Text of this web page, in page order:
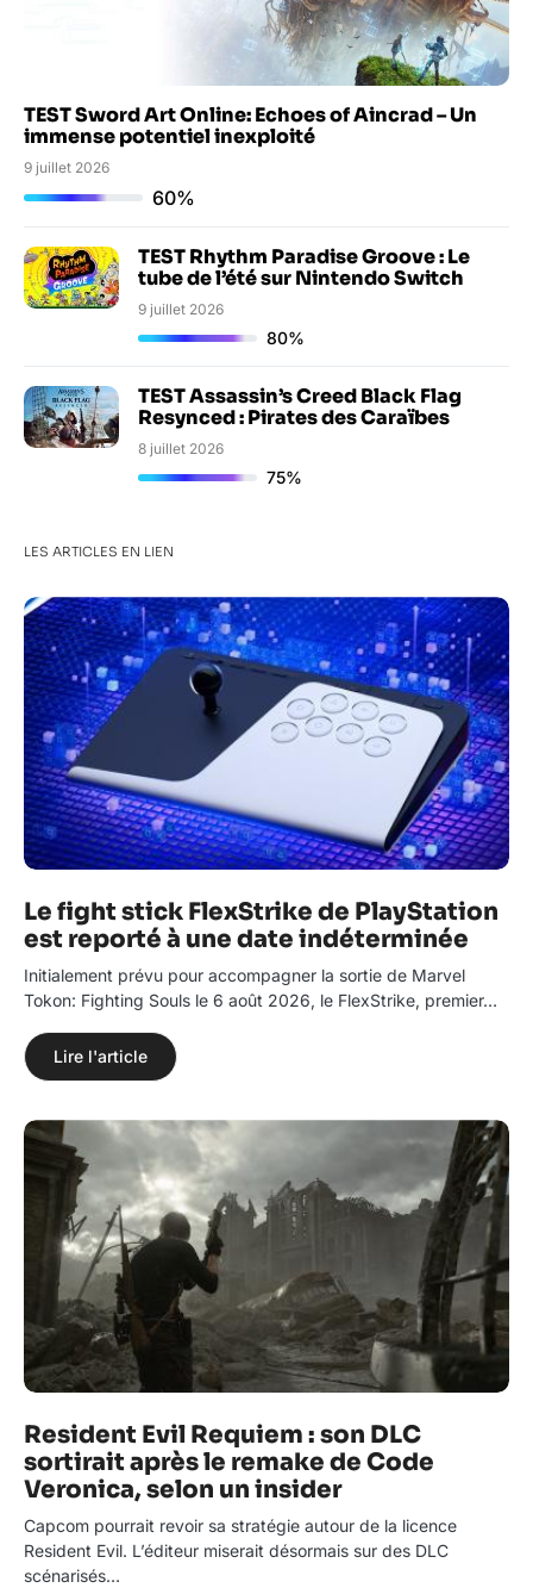
TEST Sword Art Online: Echoes of Aincrad – Un
immense potentiel inexploité
9 juillet 2026
60%
TEST Rhythm Paradise Groove : Le
tube de l’été sur Nintendo Switch
9 juillet 2026
80%
TEST Assassin’s Creed Black Flag
Resynced : Pirates des Caraïbes
8 juillet 2026
75%
LES ARTICLES EN LIEN
Le fight stick FlexStrike de PlayStation
est reporté à une date indéterminée
Initialement prévu pour accompagner la sortie de Marvel
Tokon: Fighting Souls le 6 août 2026, le FlexStrike, premier…
Lire l'article
Resident Evil Requiem : son DLC
sortirait après le remake de Code
Veronica, selon un insider
Capcom pourrait revoir sa stratégie autour de la licence
Resident Evil. L’éditeur miserait désormais sur des DLC
scénarisés…